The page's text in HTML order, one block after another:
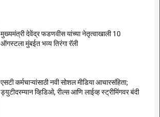
मुख्यमंत्री देवेंद्र फडणवीस यांच्या नेतृत्वाखाली 10
ऑगस्टला मुंबईत भव्य तिरंगा रॅली
एसटी कर्मचाऱ्यांसाठी नवी सोशल मीडिया आचारसंहिता;
ड्युटीदरम्यान व्हिडिओ, रील्स आणि लाईव्ह स्ट्रीमिंगवर बंदी